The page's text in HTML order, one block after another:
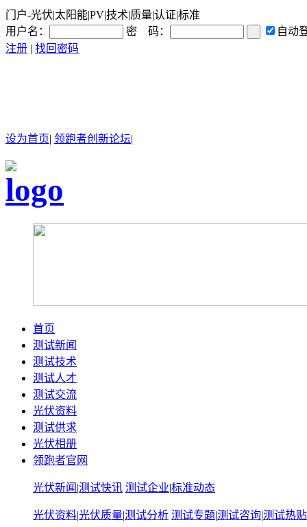
门户-光伏|太阳能|PV|技术|质量|认证|标准
用户名：
密 码：
自动
注册 | 找回密码
设为首页| 领跑者创新论坛|
首页
测试新闻
测试技术
测试人才
测试交流
光伏资料
测试供求
光伏相册
领跑者官网
光伏新闻 |测试快讯 测试企业|标准动态
光伏资料|光伏质量|测试分析 测试专题|测试咨询|测试热贴